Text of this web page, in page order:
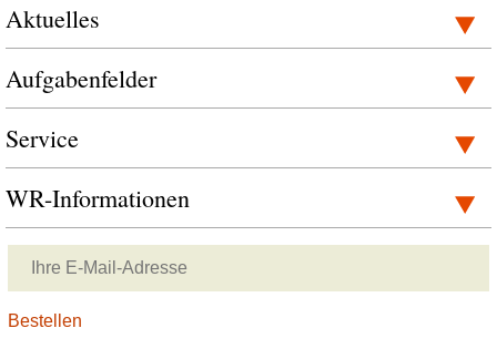
Aktuelles
Aufgabenfelder
Service
WR-Informationen